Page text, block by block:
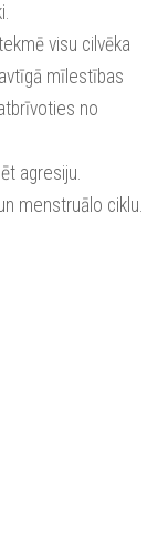
visu cilvēka
mīlestības
no
agresiju.
menstruālo ciklu.